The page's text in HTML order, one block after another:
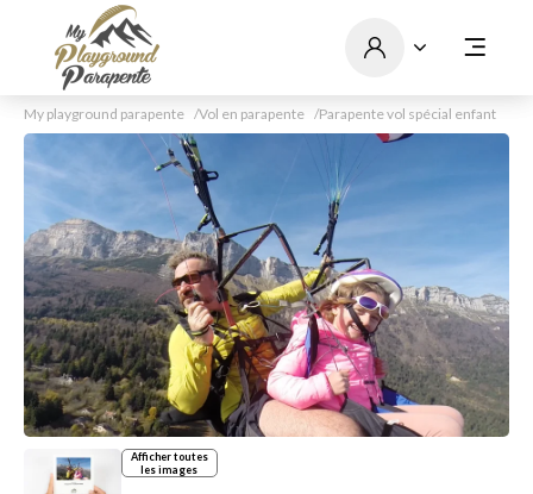
My playground parapente Vol en parapente Parapente vol spécial enfant
Afficher toutes
les images